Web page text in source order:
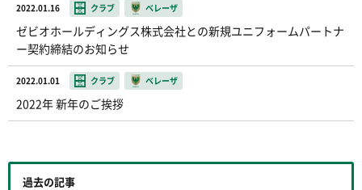
2022.01.16 クラブ ベレーザ
ゼビオホールディングス株式会社との新規ユニフォームパートナ
ー契約締結のお知らせ
2022.01.01 クラブ ベレーザ
2022年 新年のご挨拶
過去の記事